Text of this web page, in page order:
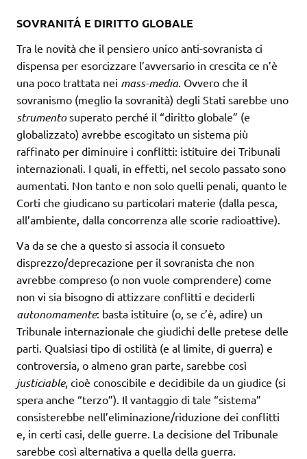
SOVRANITÁ E DIRITTO GLOBALE
Tra le novità che il pensiero unico anti-sovranista ci
dispensa per esorcizzare l’avversario in crescita ce n’è
una poco trattata nei mass-media. Ovvero che il
sovranismo (meglio la sovranità) degli Stati sarebbe uno
strumentosuperato perché il “diritto globale” (e
globalizzato) avrebbe escogitato un sistema più
raffinato per diminuire i conflitti: istituire dei Tribunali
internazionali. I quali, in effetti, nel secolo passato sono
aumentati. Non tanto e non solo quelli penali, quanto le
Corti che giudicano su particolari materie (dalla pesca,
all’ambiente, dalla concorrenza alle scorie radioattive).
Va da se che a questo si associa il consueto
disprezzo/deprecazione per il sovranista che non
avrebbe compreso (o non vuole comprendere) come
non vi sia bisogno di attizzare conflitti e deciderli
autonomamente: basta istituire (o, se c’è, adire) un
Tribunale internazionale che giudichi delle pretese delle
parti. Qualsiasi tipo di ostilità (e al limite, di guerra) e
controversia, o almeno gran parte, sarebbe così
justiciable, cioè conoscibile e decidibile da un giudice (si
spera anche “terzo”). Il vantaggio di tale “sistema”
consisterebbe nell’eliminazione/riduzione dei conflitti
e, in certi casi, delle guerre. La decisione del Tribunale
sarebbe così alternativa a quella della guerra.